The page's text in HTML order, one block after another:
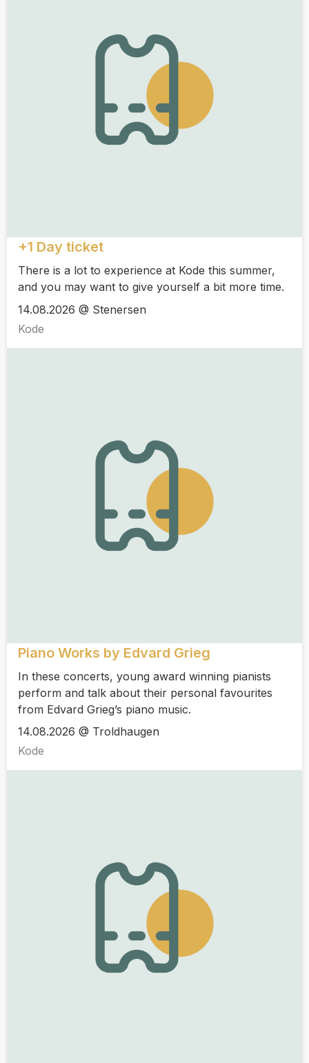
+1 Day ticket
There is a lot to experience at Kode this summer,
and you may want to give yourself a bit more time.
14.08.2026 @ Stenersen
Kode
Piano Works by Edvard Grieg
In these concerts, young award winning pianists
perform and talk about their personal favourites
from Edvard Grieg’s piano music.
14.08.2026 @ Troldhaugen
Kode